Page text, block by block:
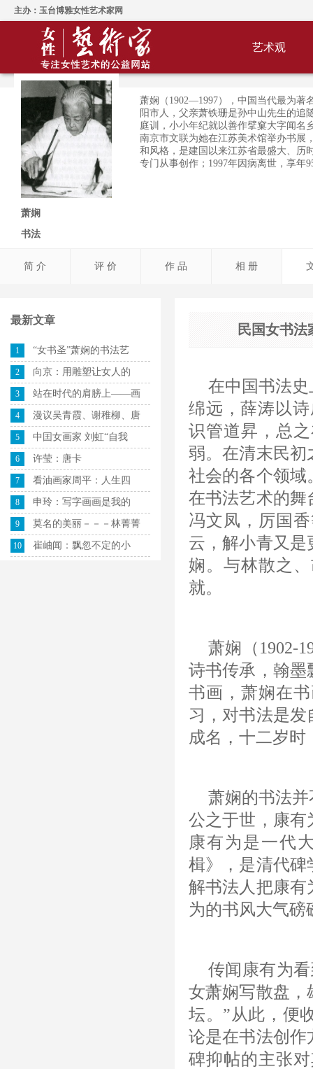
主办：玉台博雅女性艺术家网
艺术观
萧娴
书法
萧娴（1902—1997），中国当代最为著
阳市人，父亲萧铁珊是孙中山先生的追
庭训，小小年纪就以善作擘窠大字闻名
南京市文联为她在江苏美术馆举办书展
和风格，是建国以来江苏省最盛大、历
专门从事创作；1997年因病离世，享年
简 介 评 价 作 品 相 册
最新文章
1 “女书圣”萧娴的书法艺
2 向京：用雕塑让女人的
3 站在时代的肩膀上——画
4 漫议吴青霞、谢稚柳、唐
5 中囯女画家 刘虹“自我
6 许莹：唐卡
7 看油画家周平：人生四
8 申玲：写字画画是我的
9 莫名的美丽－－－林菁菁
10 崔岫闻：飘忽不定的小
民国女书
在中国书法
绵远，薛涛以
识管道昇，总
弱。在清末民初
社会的各个领域
在书法艺术的舞
冯文凤，厉国
云，解小青又
娴。与林散之
就。
萧娴（1902-
诗书传承，翰墨
书画，萧娴在
习，对书法是
成名，十二岁时
萧娴的书法
公之于世，康有
康有为是一代
楫》，是清代碑
解书法人把康有
为的书风大气
传闻康有为
女萧娴写散盘，
坛。”从此，便
论是在书法创作
碑抑帖的主张